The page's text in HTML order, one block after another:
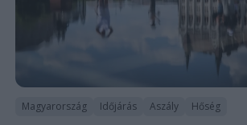
Magyarország Időjárás Aszály Hőség